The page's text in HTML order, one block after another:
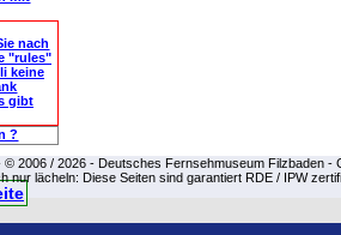
nach
"rules"
keine
gibt
?
© 2006 / 2026 - Deutsches Fernsehmuseum Filzbaden -
nur lächeln: Diese Seiten sind garantiert RDE / IPW